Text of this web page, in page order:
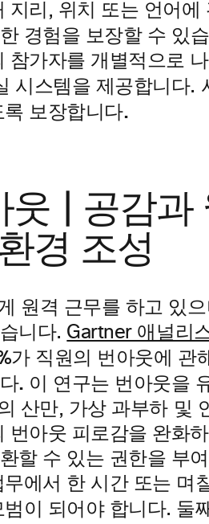
지리, 위치 또는 언어에
경험을 보장할 수 있
참가자를 개별적으로
시스템을 제공합니다.
보장합니다.
웃 | 공감과
경 조성
원격 근무를 하고 있
니다. Gartner 애널리
가 직원의 번아웃에 관
. 이 연구는 번아웃을
산만, 가상 과부하 및
번아웃 피로감을 완화
할 수 있는 권한을 부
에서 한 시간 또는 며
이 되어야 합니다. 둘